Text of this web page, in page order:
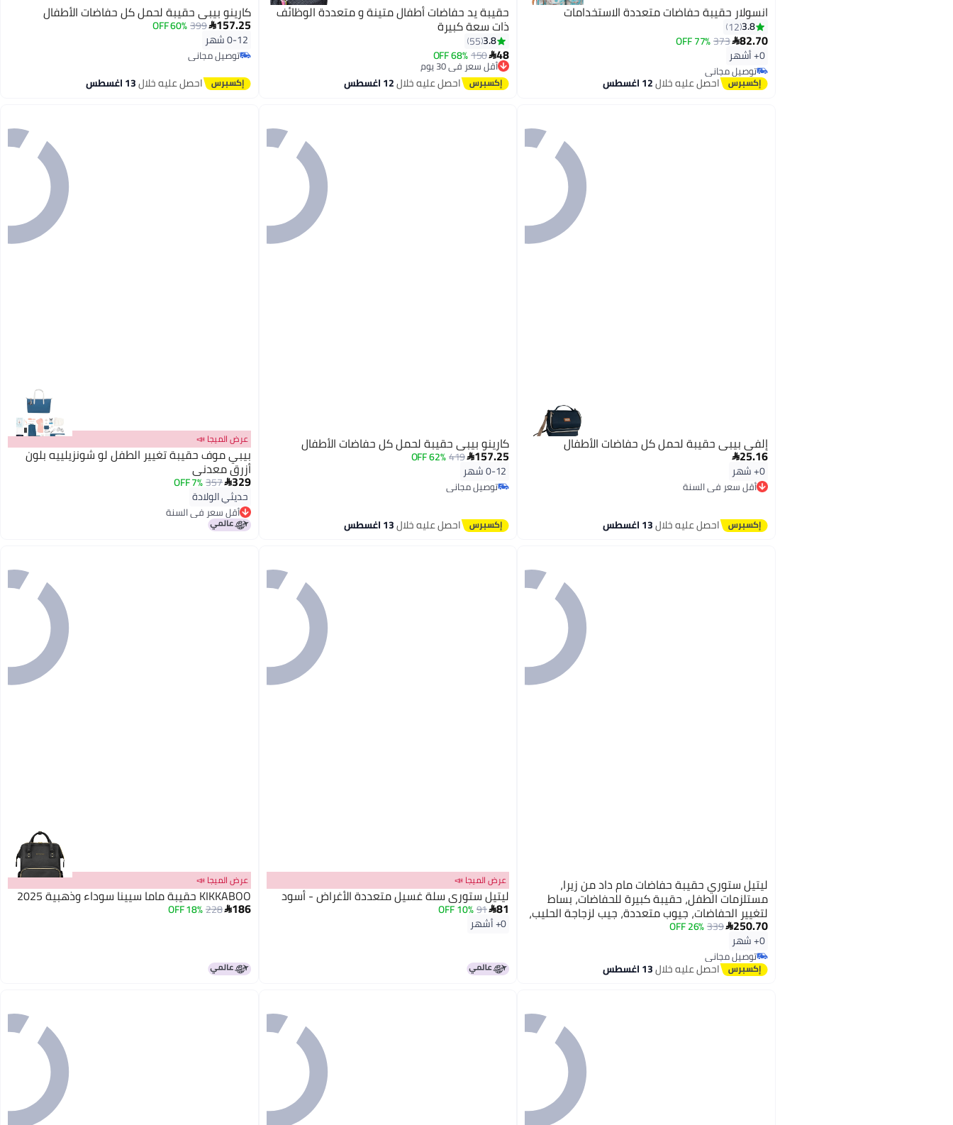
انسولار حقيبة حفاضات متعددة الاستخدامات
3.8
12
82.70
373
77% OFF
0+ أشهر
توصيل مجاني
توصيل مجانياحصل عليه خلال12 اغسطس
حقيبة يد حفاضات أطفال متينة و متعددة الوظائف
ذات سعة كبيرة
3.8
55
48
150
68% OFF
أقل سعر في 30 يوم
توصيل مجاني
أقل سعر في 30 يوماحصل عليه خلال12 اغسطس
كارينو بيبي حقيبة لحمل كل حفاضات الأطفال
157.25
399
60% OFF
0-12 شهر
توصيل مجاني
توصيل مجاني
احصل عليه خلال13 اغسطس
إلفي بيبي حقيبة لحمل كل حفاضات الأطفال
25.16
0+ شهر
أقل سعر في السنة
توصيل مجاني
احصل عليه خلال13 اغسطس
كارينو بيبي حقيبة لحمل كل حفاضات الأطفال
157.25
419
62% OFF
0-12 شهر
توصيل مجاني
توصيل مجاني
احصل عليه خلال13 اغسطس
عرض الميجا 📣
بيبي موف حقيبة تغيير الطفل لو شونزيلييه بلون
أزرق معدني
329
357
7% OFF
حديثي الولادة
أقل سعر في السنة
أقل سعر في السنة
ليتيل ستوري حقيبة حفاضات مام داد من زيرا،
مستلزمات الطفل، حقيبة كبيرة للحفاضات، بساط
لتغيير الحفاضات، جيوب متعددة، جيب لزجاجة الحليب،
حديث الولادة، مضاد للماء، قابل للغسل، بيج
250.70
339
26% OFF
0+ شهر
توصيل مجاني
توصيل مجانياحصل عليه خلال13 اغسطس
عرض الميجا 📣
ليتيل ستوري سلة غسيل متعددة الأغراض - أسود
81
91
10% OFF
0+ أشهر
عرض الميجا 📣
KIKKABOO حقيبة ماما سيينا سوداء وذهبية 2025
186
228
18% OFF